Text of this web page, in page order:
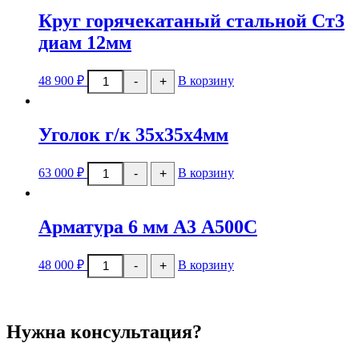
круг
09Г2С
диам
Круг горячекатаный стальной Ст3
диам 12мм
48 900 ₽ -
Количество
товара
стальной
Ст3
12мм
+ В корзину
Уголок г/к 35x35x4мм
63 000 ₽ -
Количество
товара
35x35x4мм
+ В корзину
Арматура 6 мм А3 А500С
48 000 ₽ -
Количество
товара
А500С
+ В корзину
Нужна консультация?